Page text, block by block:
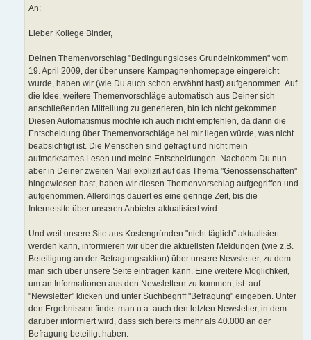
An:
Lieber Kollege Binder,
Deinen Themenvorschlag "Bedingungsloses Grundeinkommen" vom
19. April 2009, der über unsere Kampagnenhomepage eingereicht
wurde, haben wir (wie Du auch schon erwähnt hast) aufgenommen. Auf
die Idee, weitere Themenvorschläge automatisch aus Deiner sich
anschließenden Mitteilung zu generieren, bin ich nicht gekommen.
Diesen Automatismus möchte ich auch nicht empfehlen, da dann die
Entscheidung über Themenvorschläge bei mir liegen würde, was nicht
beabsichtigt ist. Die Menschen sind gefragt und nicht mein
aufmerksames Lesen und meine Entscheidungen. Nachdem Du nun
aber in Deiner zweiten Mail explizit auf das Thema "Genossenschaften"
hingewiesen hast, haben wir diesen Themenvorschlag aufgegriffen und
aufgenommen. Allerdings dauert es eine geringe Zeit, bis die
Internetsite über unseren Anbieter aktualisiert wird.
Und weil unsere Site aus Kostengründen "nicht täglich" aktualisiert
werden kann, informieren wir über die aktuellsten Meldungen (wie z.B.
Beteiligung an der Befragungsaktion) über unsere Newsletter, zu dem
man sich über unsere Seite eintragen kann. Eine weitere Möglichkeit,
um an Informationen aus den Newslettern zu kommen, ist: auf
"Newsletter" klicken und unter Suchbegriff "Befragung" eingeben. Unter
den Ergebnissen findet man u.a. auch den letzten Newsletter, in dem
darüber informiert wird, dass sich bereits mehr als 40.000 an der
Befragung beteiligt haben.